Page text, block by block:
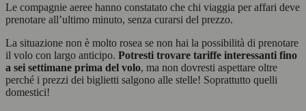
Le compagnie aeree hanno constatato che chi viaggia per affari deve
prenotare all’ultimo minuto, senza curarsi del prezzo.
La situazione non è molto rosea se non hai la possibilità di prenotare
il volo con largo anticipo. Potresti trovare tariffe interessanti fino
a sei settimane prima del volo, ma non dovresti aspettare oltre
perché i prezzi dei biglietti salgono alle stelle! Soprattutto quelli
domestici!